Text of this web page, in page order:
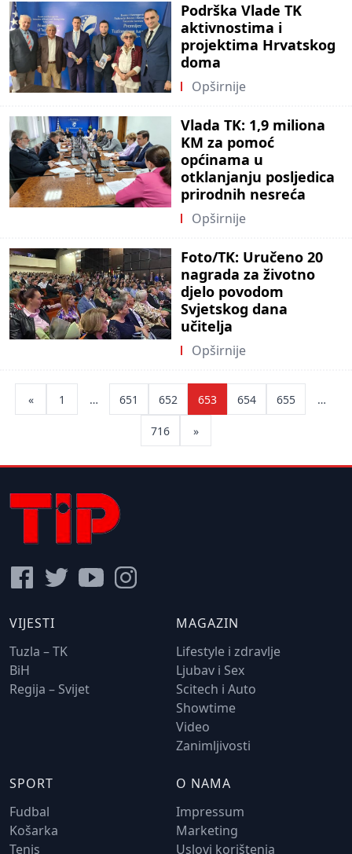
Podrška Vlade TK
aktivnostima i
projektima Hrvatskog
doma
Opširnije
Vlada TK: 1,9 miliona
KM za pomoć
općinama u
otklanjanju posljedica
prirodnih nesreća
Opširnije
Foto/TK: Uručeno 20
nagrada za životno
djelo povodom
Svjetskog dana
učitelja
Opširnije
pagination
« 1 … 651 652 653 654 655 …
716 »
VIJESTI
Tuzla – TK
BiH
Regija – Svijet
MAGAZIN
Lifestyle i zdravlje
Ljubav i Sex
Scitech i Auto
Showtime
Video
Zanimljivosti
SPORT
Fudbal
Košarka
Tenis
O NAMA
Impressum
Marketing
Uslovi korištenja